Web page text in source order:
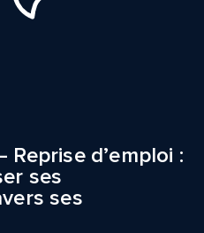
Reprise d’emploi :
ses
ses